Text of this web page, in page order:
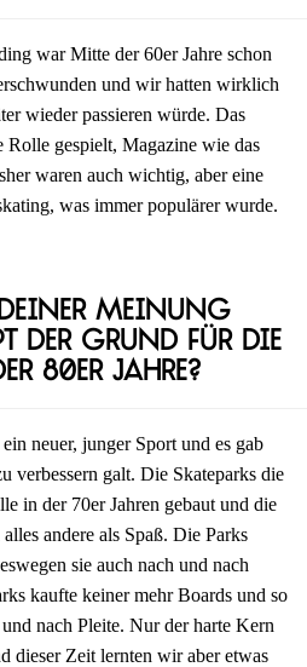
war Mitte der 60er Jahre schon
und wir hatten wirklich
wieder passieren würde. Das
gespielt, Magazine wie das
waren auch wichtig, aber eine
was immer populärer wurde.
Meinung
der Grund für die
80er Jahre?
neuer, junger Sport und es gab
verbessern galt. Die Skateparks die
in der 70er Jahren gebaut und die
andere als Spaß. Die Parks
sie auch nach und nach
kaufte keiner mehr Boards und so
nach Pleite. Nur der harte Kern
dieser Zeit lernten wir aber etwas